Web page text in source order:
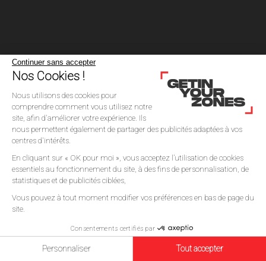
Continuer sans accepter
Nos Cookies !
Nous utilisons des cookies pour
comprendre comment vous utilisez notre
site, afin d'améliorer votre expérience. Ils
nous permettent également de partager des publicités adaptées à vos
centres d'intérêts.
En cliquant sur « OK pour moi », vous acceptez l’utilisation de cookies
essentiels au fonctionnement du site, à des fins de personnalisation, de
statistiques et de publicités ciblées,
Vous pouvez à tout moment modifier vos préférences en bas de page du
site.
Consentements certifiés par
Personnaliser Tout accepter